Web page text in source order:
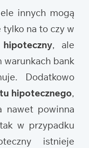
innych mogą
tylko na to czy w
, ale
warunkach bank
Dodatkowo
hipotecznego,
nawet powinna
w przypadku
istnieje